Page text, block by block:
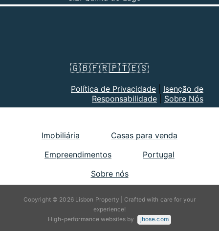
🇬🇧🇫🇷🇵🇹🇪🇸
Política de Privacidade
Isenção de
Responsabilidade
Sobre Nós
Imobiliária
Casas para venda
Empreendimentos
Portugal
Sobre nós
Copyright © 2026 Lisbon Property | Crafted with care for your
experience!
High-performance websites by
jhose.com